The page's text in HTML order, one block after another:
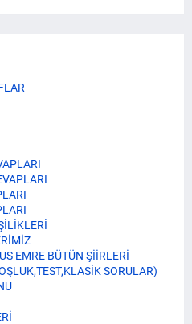
EMRE BÜTÜN ŞİİRLERİ
SORULAR)